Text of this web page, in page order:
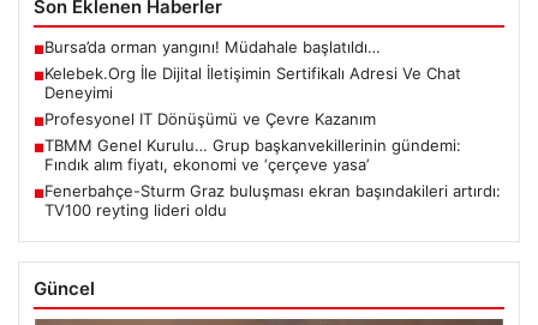
Son Eklenen Haberler
■Bursa’da orman yangını! Müdahale başlatıldı…
■Kelebek.Org İle Dijital İletişimin Sertifikalı Adresi Ve Chat
Deneyimi
■Profesyonel IT Dönüşümü ve Çevre Kazanım
■TBMM Genel Kurulu… Grup başkanvekillerinin gündemi:
Fındık alım fiyatı, ekonomi ve ‘çerçeve yasa’
■Fenerbahçe-Sturm Graz buluşması ekran başındakileri artırdı:
TV100 reyting lideri oldu
Güncel